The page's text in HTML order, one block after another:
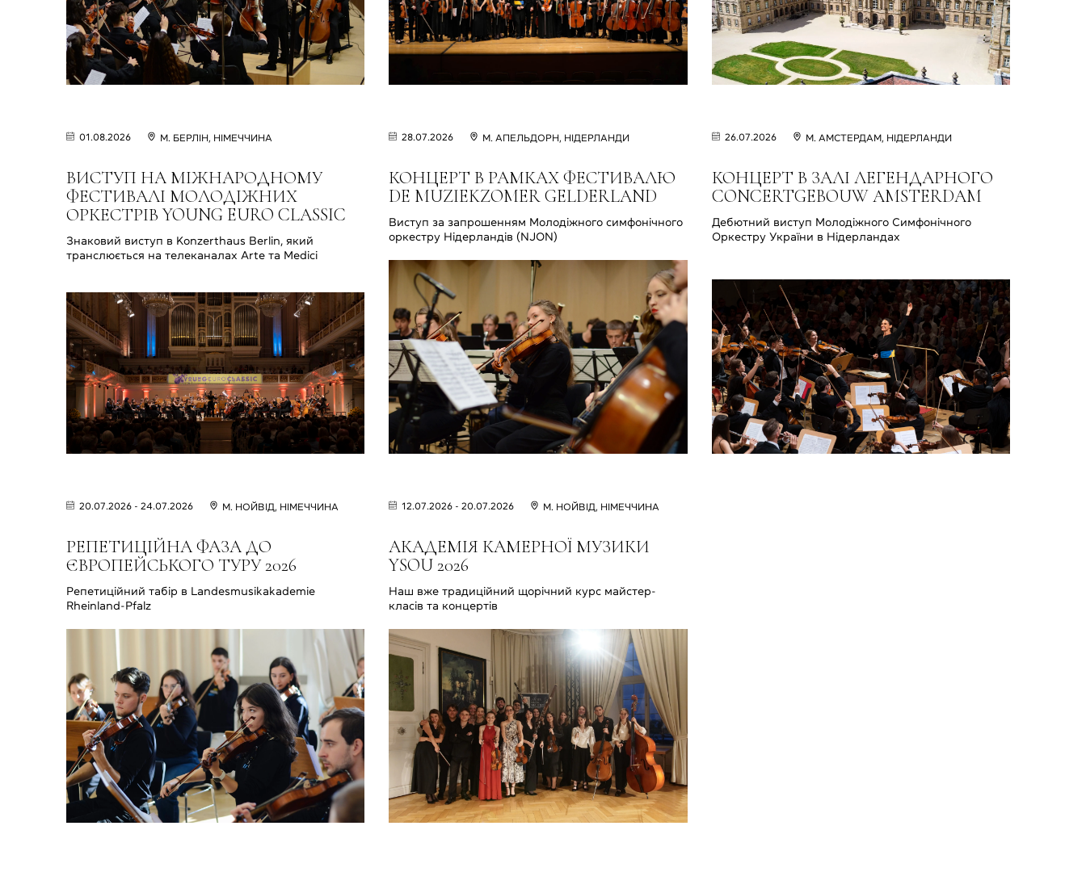
01.08.2026 М. БЕРЛІН, НІМЕЧЧИНА
ВИСТУП НА МІЖНАРОДНОМУ
ФЕСТИВАЛІ МОЛОДІЖНИХ
ОРКЕСТРІВ YOUNG EURO CLASSIC
Знаковий виступ в Konzerthaus Berlin, який
транслюється на телеканалах Arte та Medici
28.07.2026 М. АПЕЛЬДОРН, НІДЕРЛАНДИ
КОНЦЕРТ В РАМКАХ ФЕСТИВАЛЮ
DE MUZIEKZOMER GELDERLAND
Виступ за запрошенням Молодіжного симфонічного
оркестру Нідерландів (NJON)
26.07.2026 М. АМСТЕРДАМ, НІДЕРЛАНДИ
КОНЦЕРТ В ЗАЛІ ЛЕГЕНДАРНОГО
CONCERTGEBOUW AMSTERDAM
Дебютний виступ Молодіжного Симфонічного
Оркестру України в Нідерландах
20.07.2026 - 24.07.2026 М. НОЙВІД, НІМЕЧЧИНА
РЕПЕТИЦІЙНА ФАЗА ДО
ЄВРОПЕЙСЬКОГО ТУРУ 2026
Репетиційний табір в Landesmusikakademie
Rheinland-Pfalz
12.07.2026 - 20.07.2026 М. НОЙВІД, НІМЕЧЧИНА
АКАДЕМІЯ КАМЕРНОЇ МУЗИКИ
YSOU 2026
Наш вже традиційний щорічний курс майстер-
класів та концертів